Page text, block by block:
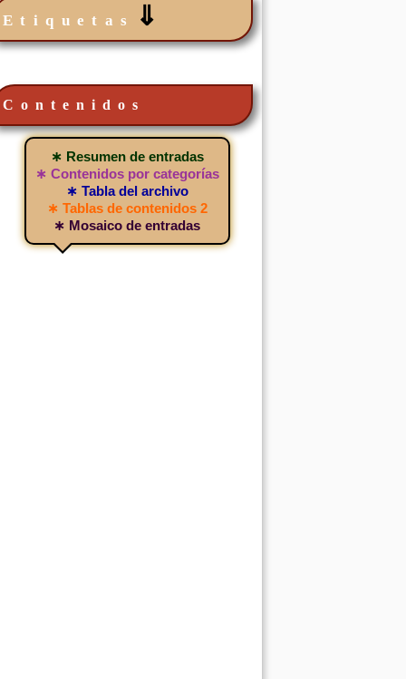
Etiquetas ⇓
Contenidos
∗ Resumen de entradas
∗ Contenidos por categorías
∗ Tabla del archivo
∗ Tablas de contenidos 2
∗ Mosaico de entradas